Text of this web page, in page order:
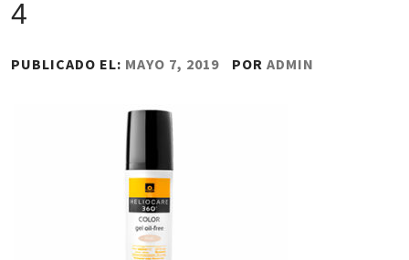
4
PUBLICADO EL: MAYO 7, 2019 POR ADMIN